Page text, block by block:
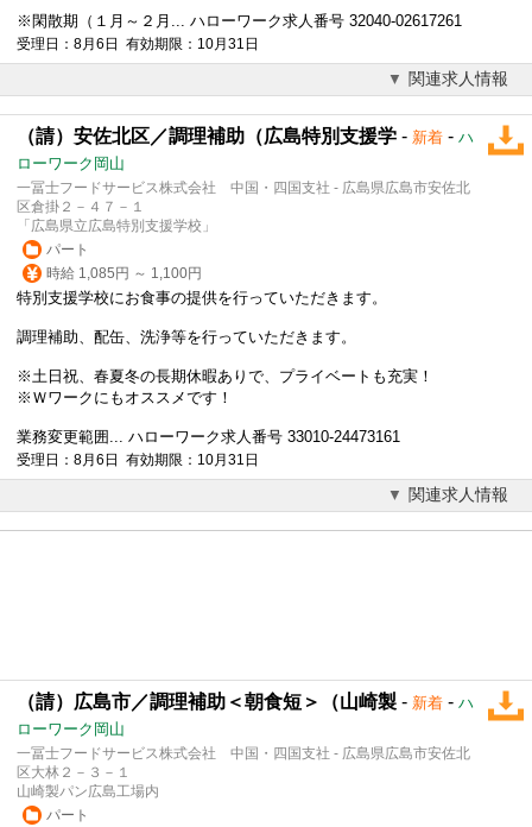
※閑散期（１月～２月... ハローワーク求人番号 32040-02617261
受理日：8月6日 有効期限：10月31日
関連求人情報
（請）安佐北区／調理補助（広島特別支援学 - 新着 - ハ
ローワーク岡山
一冨士フードサービス株式会社 中国・四国支社 - 広島県広島市安佐北
区倉掛２－４７－１
「広島県立広島特別支援学校」
パート
時給 1,085円 ～ 1,100円
特別支援学校にお食事の提供を行っていただきます。
調理補助、配缶、洗浄等を行っていただきます。
※土日祝、春夏冬の長期休暇ありで、プライベートも充実！
※ Ｗワーク にもオススメです！
業務変更範囲... ハローワーク求人番号 33010-24473161
受理日：8月6日 有効期限：10月31日
関連求人情報
（請）広島市／調理補助＜朝食短＞（山崎製 - 新着 - ハ
ローワーク岡山
一冨士フードサービス株式会社 中国・四国支社 - 広島県広島市安佐北
区大林２－３－１
山崎製パン広島工場内
パート